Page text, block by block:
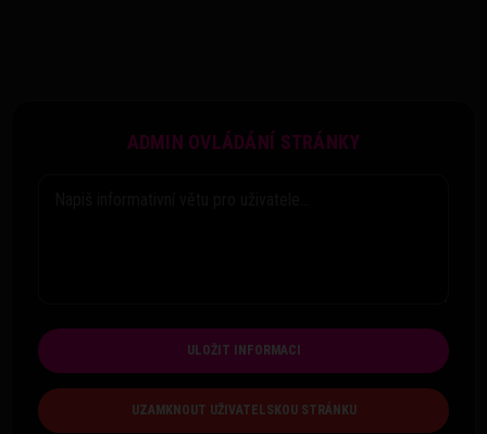
ADMIN OVLÁDÁNÍ STRÁNKY
ULOŽIT INFORMACI
UZAMKNOUT UŽIVATELSKOU STRÁNKU